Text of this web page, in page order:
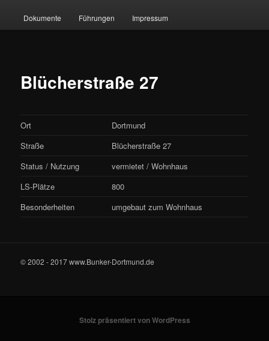
Dokumente Führungen Impressum
Blücherstraße 27
Ort
Dortmund
Straße
Blücherstraße 27
Status / Nutzung
vermietet / Wohnhaus
LS-Plätze
800
Besonderheiten
umgebaut zum Wohnhaus
© 2002 - 2017 www.Bunker-Dortmund.de
Stolz präsentiert von WordPress